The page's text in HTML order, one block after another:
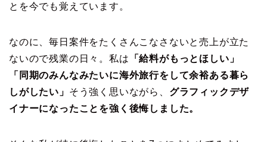
とを今でも覚えています。
なのに、毎日案件をたくさんこなさないと売上が立た
ないので残業の日々。私は 「給料がもっとほしい」
「同期のみんなみたいに海外旅行をして余裕ある暮ら
しがしたい」 そう強く思いながら、 グラフィックデザ
イナーになったことを強く後悔しました。